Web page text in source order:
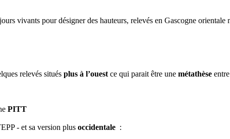
vivants pour désigner des hauteurs, relevés en Gascogne orientale
relevés situés plus à l’ouest ce qui parait être une métathèse
PITT
- et sa version plus occidentale :